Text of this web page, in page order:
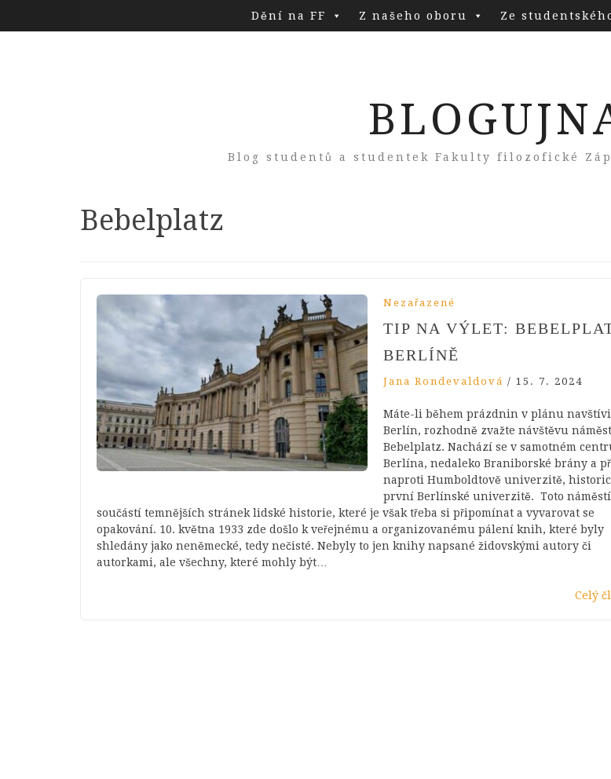
Dění na FF Z našeho oboru Ze
Blog studentů a studentek Fakulty filozofické
Tag:
Bebelplatz
Nezařazené
TIP NA VÝLET:
BERLÍNĚ
Jana Rondevaldová / 15. 7. 2024
Máte-li během prázdnin v plánu
Berlín, rozhodně zvažte návštěvu
Bebelplatz. Nachází se v samotném
Berlína, nedaleko Braniborské brány a
naproti Humboldtově univerzitě,
první Berlínské univerzitě. Toto
součástí temnějších stránek lidské historie, které je však třeba si připomínat a vyvarovat se
opakování. 10. května 1933 zde došlo k veřejnému a organizovanému pálení knih, které byly
shledány jako neněmecké, tedy nečisté. Nebyly to jen knihy napsané židovskými autory či
autorkami, ale všechny, které mohly být…
Celý